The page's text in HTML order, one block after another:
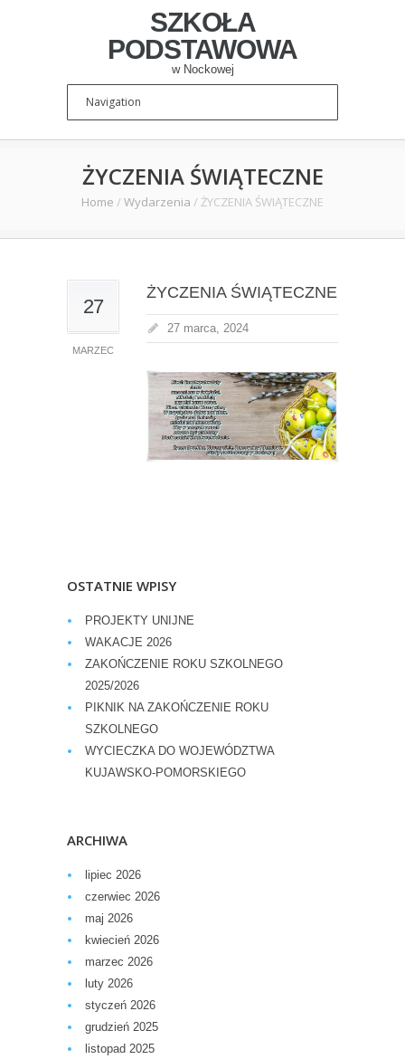
SZKOŁA
PODSTAWOWA
w Nockowej
ŻYCZENIA ŚWIĄTECZNE
Home / Wydarzenia / ŻYCZENIA ŚWIĄTECZNE
27
MARZEC
ŻYCZENIA ŚWIĄTECZNE
27 marca, 2024
OSTATNIE WPISY
PROJEKTY UNIJNE
WAKACJE 2026
ZAKOŃCZENIE ROKU SZKOLNEGO
2025/2026
PIKNIK NA ZAKOŃCZENIE ROKU
SZKOLNEGO
WYCIECZKA DO WOJEWÓDZTWA
KUJAWSKO-POMORSKIEGO
ARCHIWA
lipiec 2026
czerwiec 2026
maj 2026
kwiecień 2026
marzec 2026
luty 2026
styczeń 2026
grudzień 2025
listopad 2025